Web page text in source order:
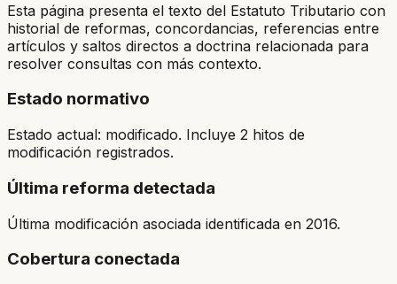
Esta página presenta el texto del Estatuto Tributario con
historial de reformas, concordancias, referencias entre
artículos y saltos directos a doctrina relacionada para
resolver consultas con más contexto.
Estado normativo
Estado actual: modificado. Incluye 2 hitos de
modificación registrados.
Última reforma detectada
Última modificación asociada identificada en 2016.
Cobertura conectada